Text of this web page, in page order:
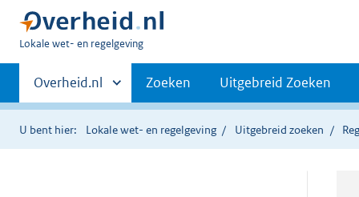
U
hier:
Lokale wet- en regelgeving
Primaire
navigatie
Andere
sites
binnen
Overheid.nl Zoeken Uitgebreid Zoeken
U bent hier: Lokale wet- en regelgeving Uitgebreid zoeken